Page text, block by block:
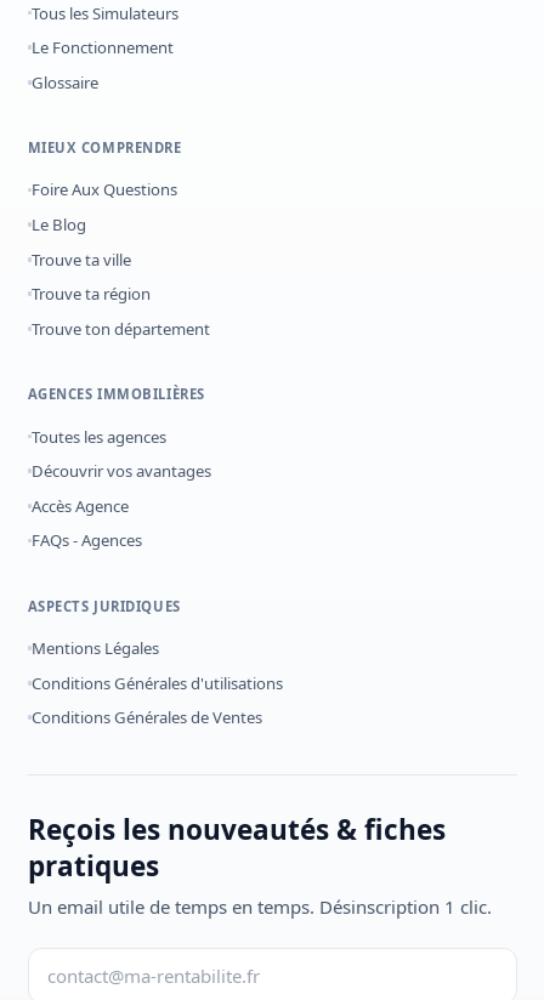
Tous les Simulateurs
Le Fonctionnement
Glossaire
MIEUX COMPRENDRE
Foire Aux Questions
Le Blog
Trouve ta ville
Trouve ta région
Trouve ton département
AGENCES IMMOBILIÈRES
Toutes les agences
Découvrir vos avantages
Accès Agence
FAQs - Agences
ASPECTS JURIDIQUES
Mentions Légales
Conditions Générales d'utilisations
Conditions Générales de Ventes
Reçois les nouveautés & fiches
pratiques
Un email utile de temps en temps. Désinscription 1 clic.